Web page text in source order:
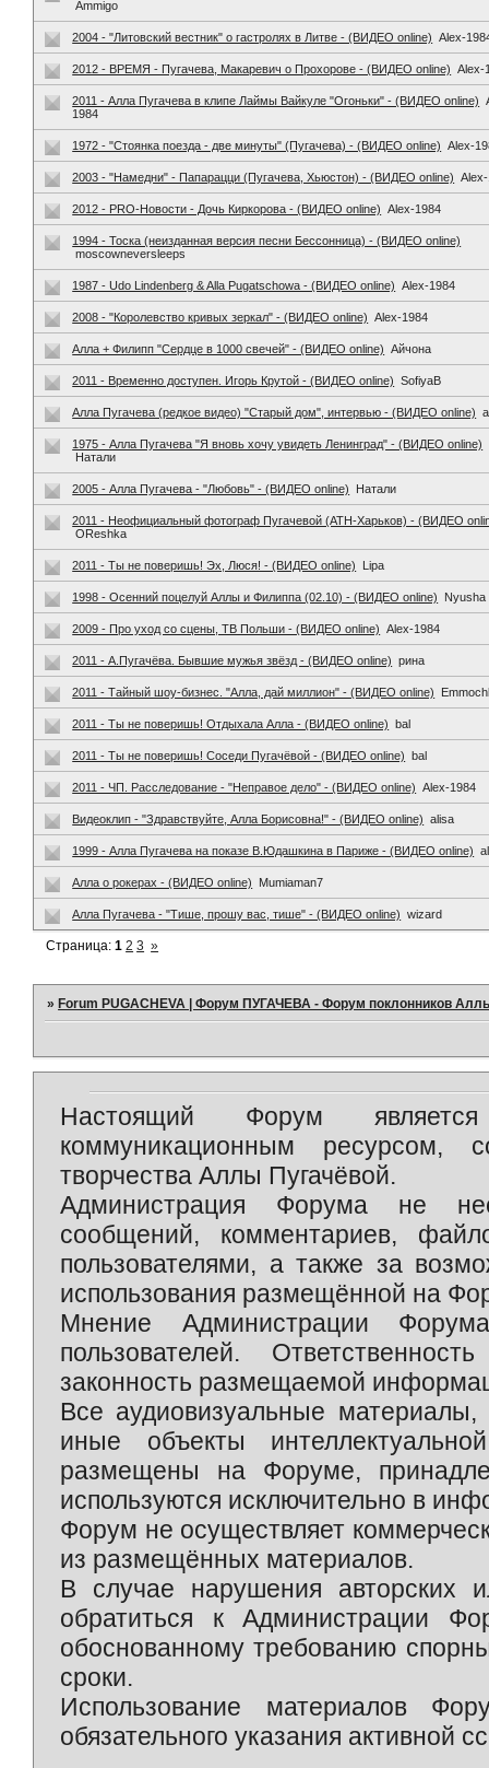
Ammigo
2004 - "Литовский вестник" о гастролях в Литве - (ВИДЕО online) Alex-
2012 - ВРЕМЯ - Пугачева, Макаревич о Прохорове - (ВИДЕО online) Alex-
2011 - Алла Пугачева в клипе Лаймы Вайкуле "Огоньки" - (ВИДЕО online)
1984
1972 - "Стоянка поезда - две минуты" (Пугачева) - (ВИДЕО online) Alex-
2003 - "Намедни" - Папарацци (Пугачева, Хьюстон) - (ВИДЕО online)
2012 - PRO-Новости - Дочь Киркорова - (ВИДЕО online) Alex-1984
1994 - Тоска (неизданная версия песни Бессонница) - (ВИДЕО online)
moscowneversleeps
1987 - Udo Lindenberg & Alla Pugatschowa - (ВИДЕО online) Alex-1984
2008 - "Королевство кривых зеркал" - (ВИДЕО online) Alex-1984
Алла + Филипп "Сердце в 1000 свечей" - (ВИДЕО online) Айчона
2011 - Временно доступен. Игорь Крутой - (ВИДЕО online) SofiyaB
Алла Пугачева (редкое видео) "Старый дом", интервью - (ВИДЕО online)
1975 - Алла Пугачева "Я вновь хочу увидеть Ленинград" - (ВИДЕО online)
Натали
2005 - Алла Пугачева - "Любовь" - (ВИДЕО online) Натали
2011 - Неофициальный фотограф Пугачевой (АТН-Харьков) - (ВИДЕО
OReshka
2011 - Ты не поверишь! Эх, Люся! - (ВИДЕО online) Lipa
1998 - Осенний поцелуй Аллы и Филиппа (02.10) - (ВИДЕО online) Nyusha
2009 - Про уход со сцены, ТВ Польши - (ВИДЕО online) Alex-1984
2011 - А.Пугачёва. Бывшие мужья звёзд - (ВИДЕО online) рина
2011 - Тайный шоу-бизнес. "Алла, дай миллион" - (ВИДЕО online)
2011 - Ты не поверишь! Отдыхала Алла - (ВИДЕО online) bal
2011 - Ты не поверишь! Соседи Пугачёвой - (ВИДЕО online) bal
2011 - ЧП. Расследование - "Неправое дело" - (ВИДЕО online) Alex-1984
Видеоклип - "Здравствуйте, Алла Борисовна!" - (ВИДЕО online) alisa
1999 - Алла Пугачева на показе В.Юдашкина в Париже - (ВИДЕО online)
Алла о рокерах - (ВИДЕО online) Mumiaman7
Алла Пугачева - "Тише, прошу вас, тише" - (ВИДЕО online) wizard
Страница:1 2 3 »
»Forum PUGACHEVA | Форум ПУГАЧЕВА - Форум поклонников
Настоящий Форум является
коммуникационным ресурсом,
творчества Аллы Пугачёвой.
Администрация Форума не
сообщений, комментариев,
пользователями, а также за
использования размещённой на
Мнение Администрации
пользователей.
законность размещаемой
Все аудиовизуальные
иные объекты
размещены на Форуме,
используются исключительно в
Форум не осуществляет
из размещённых материалов.
В случае нарушения авторских
обратиться к Администрации
обоснованному требованию
сроки.
Использование материалов
обязательного указания активной